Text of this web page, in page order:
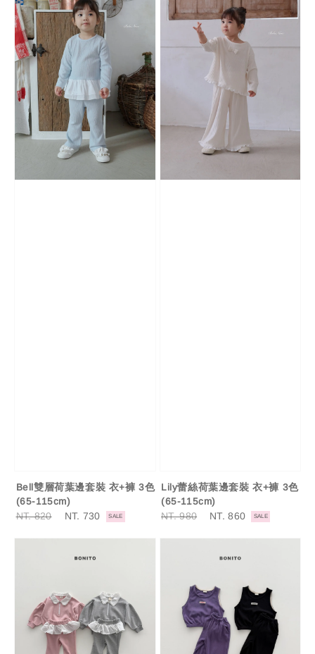
Bell雙層荷葉邊套裝 衣+褲 3色
(65-115cm)
Regular
NT. 820
Sale
NT. 730 SALE
Lily蕾絲荷葉邊套裝 衣+褲 3色
(65-115cm)
Regular
NT. 980
Sale
NT. 860 SALE